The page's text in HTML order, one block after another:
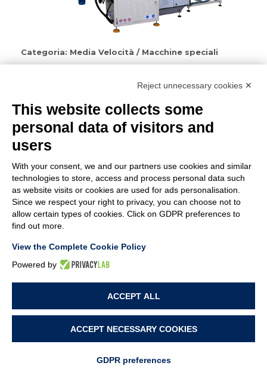
Categoria: Media Velocità / Macchine speciali
Stampo dedicato a due punzoni con colonne guida per eseguire la
marcatura di testa (non orientata con la litografia).
che permette il loro rapido centraggio.
Macchina a norma CE.
Produzione: 18 – 20.000 pezzi/ora massimo.
MACCHINA MARCHIATRICE-
FRESATRICE LATERALE TIPO
NES
Reject unnecessary cookies ✕
This website collects some
personal data of visitors and
users
With your consent, we and our partners use cookies and similar
technologies to store, access and process personal data such
as website visits or cookies are used for ads personalisation.
Since we respect your right to privacy, you can choose not to
allow certain types of cookies. Click on GDPR preferences to
find out more.
View the Complete Cookie Policy
Powered by
ACCEPT ALL
ACCEPT NECESSARY COOKIES
GDPR preferences